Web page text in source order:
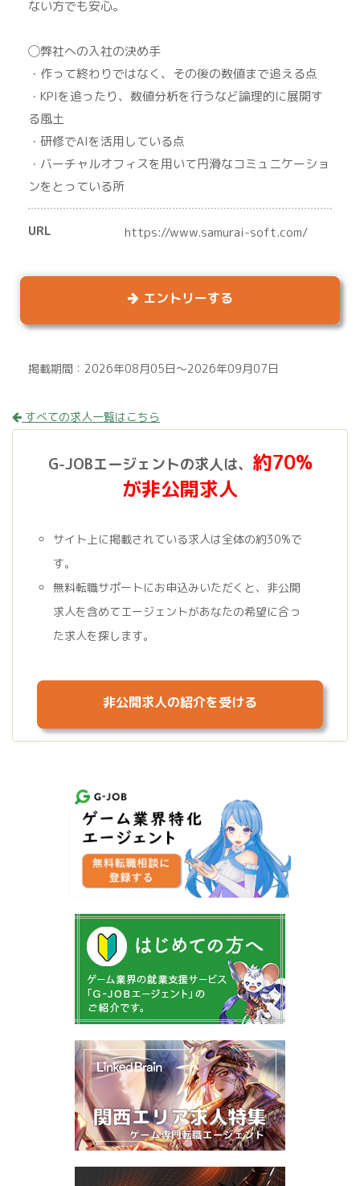
ない方でも安心。
◯弊社への入社の決め手
・作って終わりではなく、その後の数値まで追える点
・KPIを追ったり、数値分析を行うなど論理的に展開す
る風土
・研修でAIを活用している点
・バーチャルオフィスを用いて円滑なコミュニケーショ
ンをとっている所
URL https://www.samurai-soft.com/
エントリーする
掲載期間：2026年08月05日～2026年09月07日
すべての求人一覧はこちら
G-JOBエージェントの求人は、 約70%
が非公開求人
サイト上に掲載されている求人は全体の約30%で
す。
無料転職サポートにお申込みいただくと、非公開
求人を含めてエージェントがあなたの希望に合っ
た求人を探します。
非公開求人の紹介を受ける